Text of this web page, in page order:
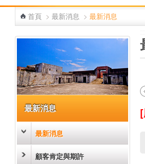
首頁 > 最新消息 > 最新消息
最新消息
最新消息
顧客肯定與期許